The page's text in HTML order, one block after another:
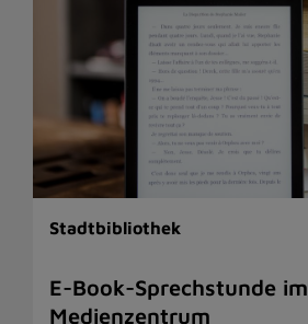
Stadtbibliothek
E-Book-Sprechstunde im
Medienzentrum